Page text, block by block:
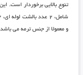
و معمولا از جنس ترمه می